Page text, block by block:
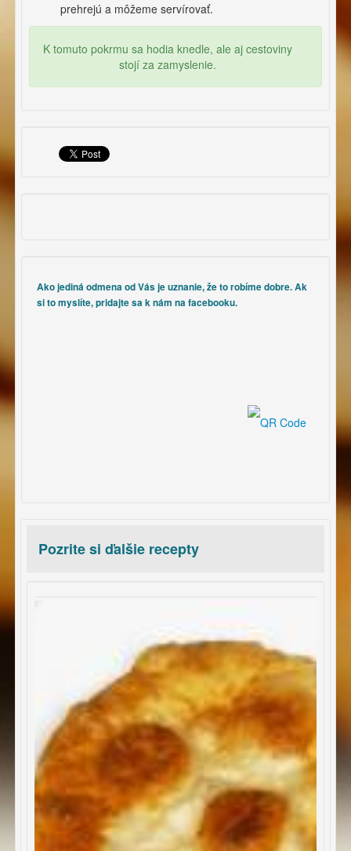
prehrejú a môžeme servírovať.
K tomuto pokrmu sa hodia knedle, ale aj cestoviny
stojí za zamyslenie.
Ako jediná odmena od Vás je uznanie, že to robíme dobre. Ak
si to myslíte, pridajte sa k nám na facebooku.
Pozrite si ďalšie recepty